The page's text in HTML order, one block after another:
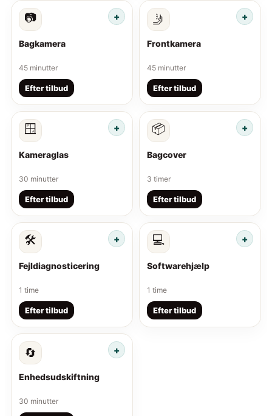
📷
Bagkamera
45 minutter
Efter tilbud
🤳
Frontkamera
45 minutter
Efter tilbud
🪟
Kameraglas
30 minutter
Efter tilbud
📦
Bagcover
3 timer
Efter tilbud
🛠️
Fejldiagnosticering
1 time
Efter tilbud
💻
Softwarehjælp
1 time
Efter tilbud
🔄
Enhedsudskiftning
30 minutter